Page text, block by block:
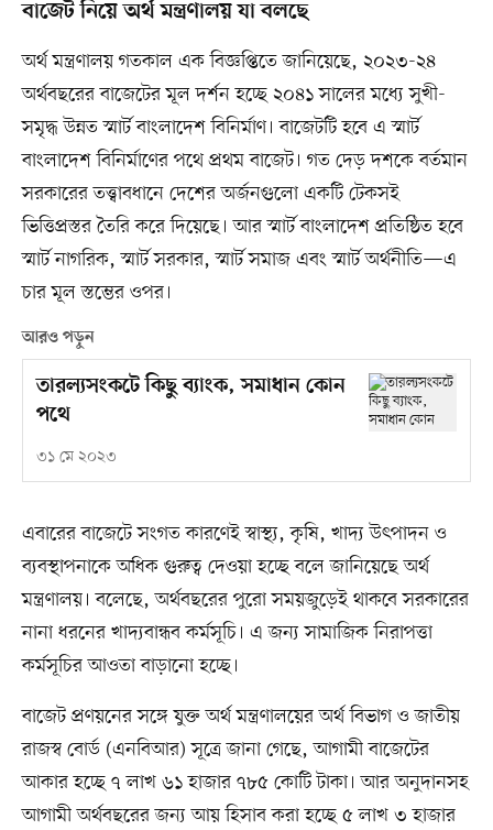
বাজেট নিয়ে অর্থ মন্ত্রণালয় যা বলছে
অর্থ মন্ত্রণালয় গতকাল এক বিজ্ঞপ্তিতে জানিয়েছে, ২০২৩-২৪
অর্থবছরের বাজেটের মূল দর্শন হচ্ছে ২০৪১ সালের মধ্যে সুখী-
সমৃদ্ধ উন্নত স্মার্ট বাংলাদেশ বিনির্মাণ। বাজেটটি হবে এ স্মার্ট
বাংলাদেশ বিনির্মাণের পথে প্রথম বাজেট। গত দেড় দশকে বর্তমান
সরকারের তত্ত্বাবধানে দেশের অর্জনগুলো একটি টেকসই
ভিত্তিপ্রস্তর তৈরি করে দিয়েছে। আর স্মার্ট বাংলাদেশ প্রতিষ্ঠিত হবে
স্মার্ট নাগরিক, স্মার্ট সরকার, স্মার্ট সমাজ এবং স্মার্ট অর্থনীতি—এ
চার মূল স্তম্ভের ওপর।
আরও পড়ুন
তারল্যসংকটে কিছু ব্যাংক, সমাধান কোন
পথে
৩১ মে ২০২৩
এবারের বাজেটে সংগত কারণেই স্বাস্থ্য, কৃষি, খাদ্য উৎপাদন ও
ব্যবস্থাপনাকে অধিক গুরুত্ব দেওয়া হচ্ছে বলে জানিয়েছে অর্থ
মন্ত্রণালয়। বলেছে, অর্থবছরের পুরো সময়জুড়েই থাকবে সরকারের
নানা ধরনের খাদ্যবান্ধব কর্মসূচি। এ জন্য সামাজিক নিরাপত্তা
কর্মসূচির আওতা বাড়ানো হচ্ছে।
বাজেট প্রণয়নের সঙ্গে যুক্ত অর্থ মন্ত্রণালয়ের অর্থ বিভাগ ও জাতীয়
রাজস্ব বোর্ড (এনবিআর) সূত্রে জানা গেছে, আগামী বাজেটের
আকার হচ্ছে ৭ লাখ ৬১ হাজার ৭৮৫ কোটি টাকা। আর অনুদানসহ
আগামী অর্থবছরের জন্য আয় হিসাব করা হচ্ছে ৫ লাখ ৩ হাজার